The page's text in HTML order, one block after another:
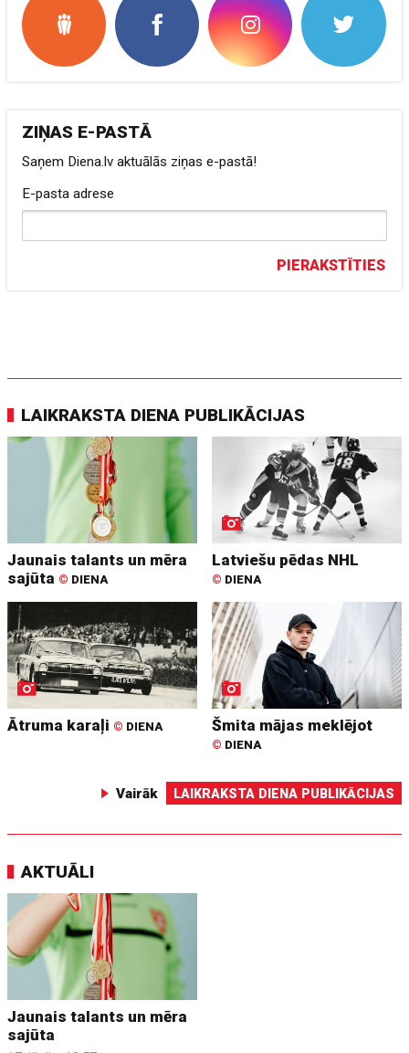
ZIŅAS E-PASTĀ
Saņem Diena.lv aktuālās ziņas e-pastā!
E-pasta adrese
PIERAKSTĪTIES
LAIKRAKSTA DIENA PUBLIKĀCIJAS
Jaunais talants un mēra
sajūta © DIENA
Latviešu pēdas NHL
© DIENA
Ātruma karaļi © DIENA Šmita mājas meklējot
© DIENA
Vairāk LAIKRAKSTA DIENA PUBLIKĀCIJAS
AKTUĀLI
Jaunais talants un mēra
sajūta